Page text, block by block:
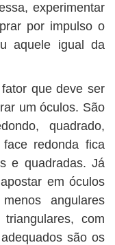
experimentar
por impulso o
aquele igual da
que deve ser
um óculos. São
quadrado,
redonda fica
e quadradas. Já
em óculos
angulares
com
são os